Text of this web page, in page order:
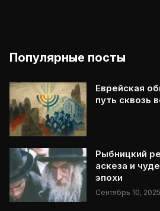
Популярные посты
Еврейская
путь сквозь
Рыбницкий
аскеза и
эпохи
Сентябрь 10, 2025